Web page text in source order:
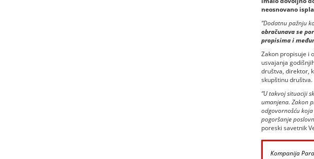
neosnovano
“Dodatnu pažnju
obračunava se
propisima i
Zakon propisuje i
usvajanja
društva, direktor,
skupštinu društva.
“U takvoj situaciji
umanjena. Zakon
odgovornošću
pogoršanje
poreski savetnik
Kompanija